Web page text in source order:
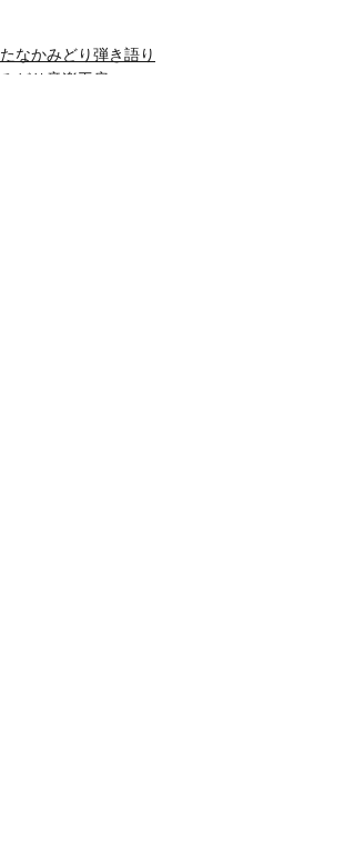
たなかみどり弾き語り
みどり音楽工房